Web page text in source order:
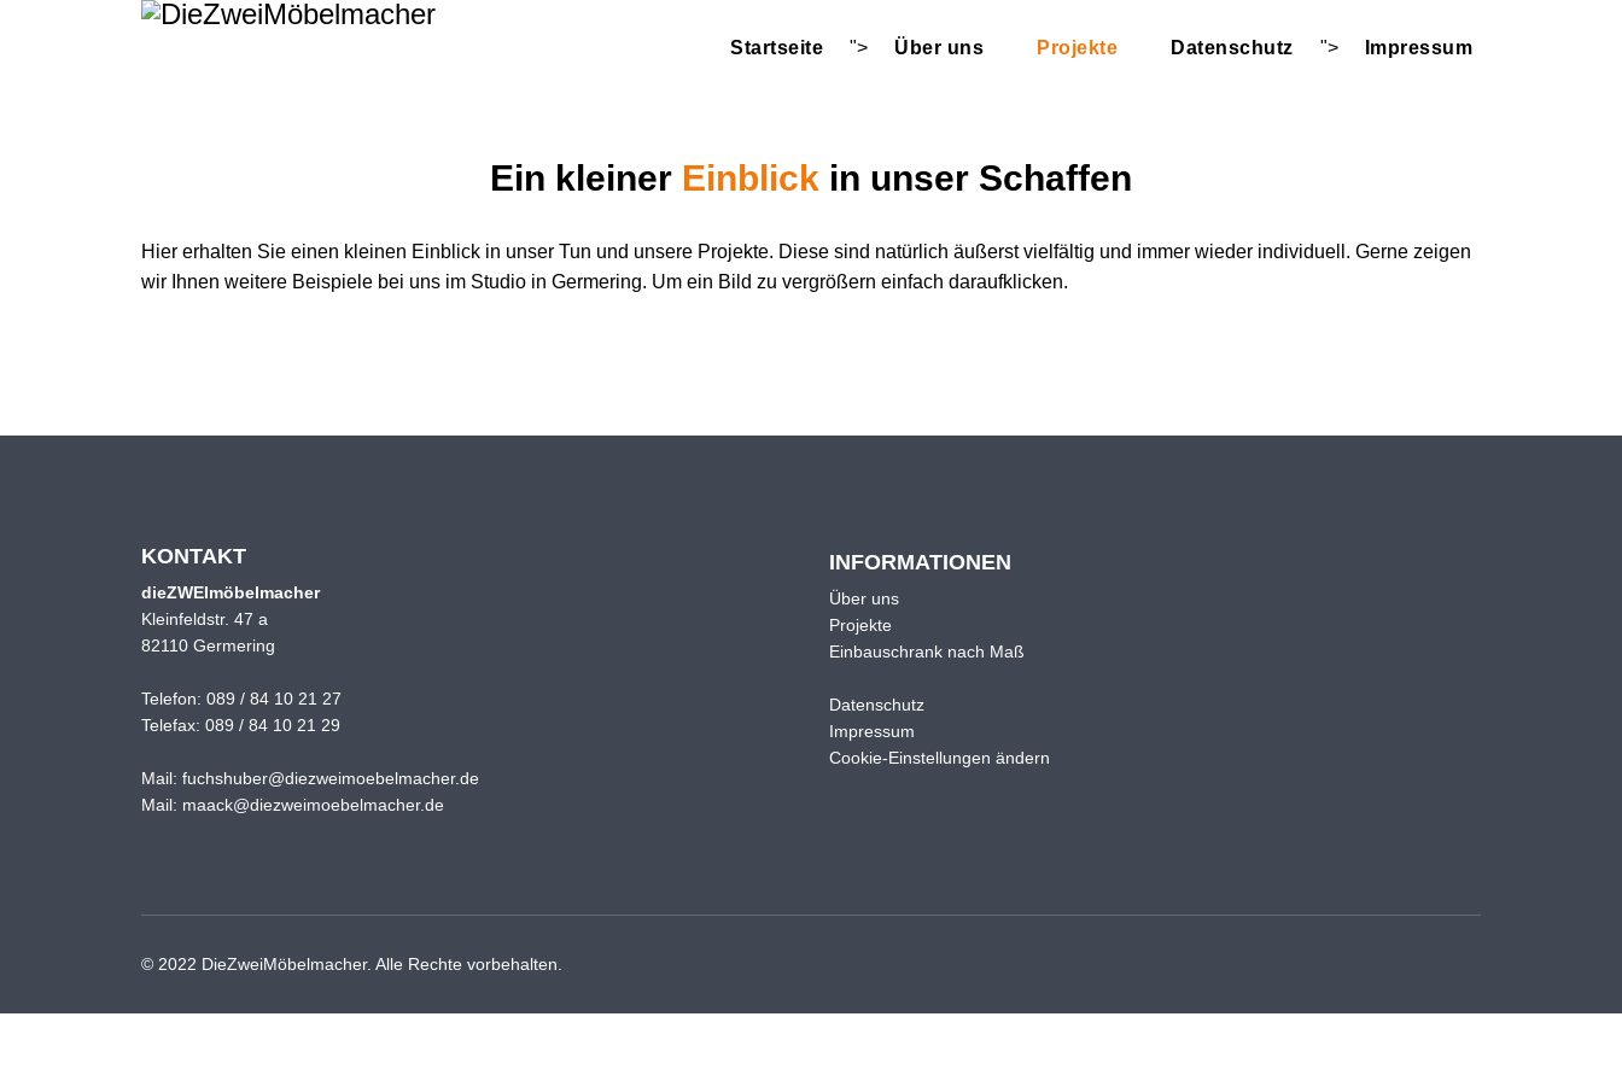
Startseite "> Über uns Projekte Datenschutz "> Impressum
Ein kleiner Einblick in unser Schaffen
Hier erhalten Sie einen kleinen Einblick in unser Tun und unsere Projekte. Diese sind natürlich äußerst vielfältig und immer wieder individuell. Gerne zeigen
wir Ihnen weitere Beispiele bei uns im Studio in Germering. Um ein Bild zu vergrößern einfach daraufklicken.
KONTAKT
dieZWEImöbelmacher
Kleinfeldstr. 47 a
82110 Germering
Telefon: 089 / 84 10 21 27
Telefax: 089 / 84 10 21 29
Mail: fuchshuber@diezweimoebelmacher.de
Mail: maack@diezweimoebelmacher.de
INFORMATIONEN
Über uns
Projekte
Einbauschrank nach Maß
Datenschutz
Impressum
Cookie-Einstellungen ändern
© 2022 DieZweiMöbelmacher. Alle Rechte vorbehalten.